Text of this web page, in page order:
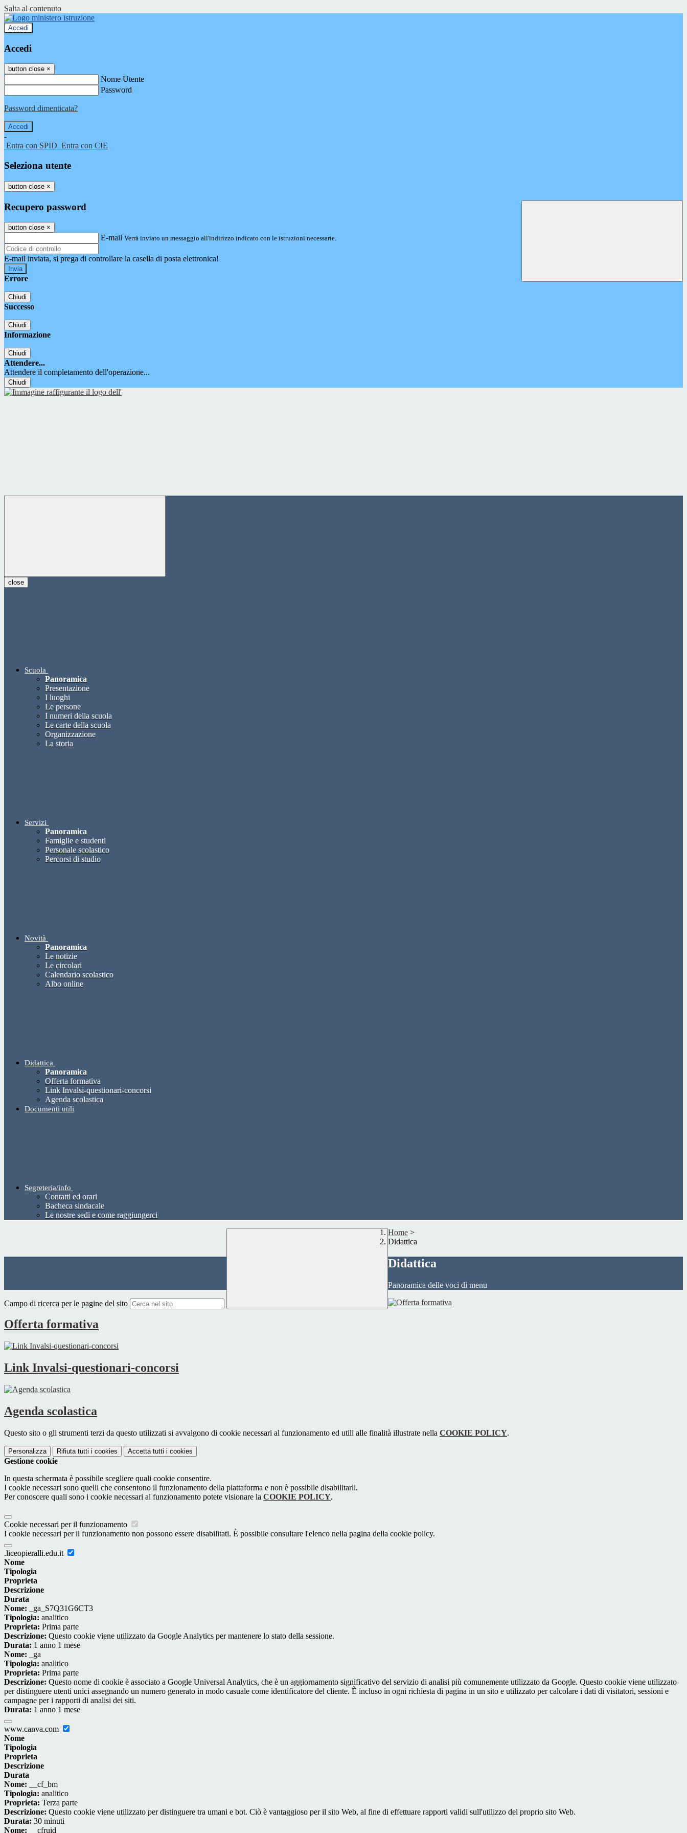
Salta al contenuto
Accedi
Accedi
button close ×
Nome Utente
Password
Password dimenticata?
-
Entra con SPID Entra con CIE
Seleziona utente
button close ×
Recupero password
button close ×
E-mail Verrà inviato un messaggio all'indirizzo indicato con le istruzioni necessarie.
E-mail inviata, si prega di controllare la casella di posta elettronica!
Errore
Chiudi
Successo
Chiudi
Informazione
Chiudi
Attendere...
Attendere il completamento dell'operazione...
Chiudi
close
Scuola
Panoramica
Presentazione
I luoghi
Le persone
I numeri della scuola
Le carte della scuola
Organizzazione
La storia
Servizi
Panoramica
Famiglie e studenti
Personale scolastico
Percorsi di studio
Novità
Panoramica
Le notizie
Le circolari
Calendario scolastico
Albo online
Didattica
Panoramica
Offerta formativa
Link Invalsi-questionari-concorsi
Agenda scolastica
Documenti utili
Segreteria/info
Contatti ed orari
Bacheca sindacale
Le nostre sedi e come raggiungerci
Campo di ricerca per le pagine del sito
Home >
Didattica
Didattica
Panoramica delle voci di menu
Offerta formativa
Link Invalsi-questionari-concorsi
Agenda scolastica
Questo sito o gli strumenti terzi da questo utilizzati si avvalgono di cookie necessari al funzionamento ed utili alle finalità illustrate nella COOKIE POLICY.
Personalizza Rifiuta tutti i cookies Accetta tutti i cookies
Gestione cookie
In questa schermata è possibile scegliere quali cookie consentire.
I cookie necessari sono quelli che consentono il funzionamento della piattaforma e non è possibile disabilitarli.
Per conoscere quali sono i cookie necessari al funzionamento potete visionare la COOKIE POLICY.
Cookie necessari per il funzionamento
I cookie necessari per il funzionamento non possono essere disabilitati. È possibile consultare l'elenco nella pagina della cookie policy.
.liceopieralli.edu.it
Nome
Tipologia
Proprieta
Descrizione
Durata
Nome: _ga_S7Q31G6CT3
Tipologia: analitico
Proprieta: Prima parte
Descrizione: Questo cookie viene utilizzato da Google Analytics per mantenere lo stato della sessione.
Durata: 1 anno 1 mese
Nome: _ga
Tipologia: analitico
Proprieta: Prima parte
Descrizione: Questo nome di cookie è associato a Google Universal Analytics, che è un aggiornamento significativo del servizio di analisi più comunemente utilizzato da Google. Questo cookie viene utilizzato
per distinguere utenti unici assegnando un numero generato in modo casuale come identificatore del cliente. È incluso in ogni richiesta di pagina in un sito e utilizzato per calcolare i dati di visitatori, sessioni e
campagne per i rapporti di analisi dei siti.
Durata: 1 anno 1 mese
www.canva.com
Nome
Tipologia
Proprieta
Descrizione
Durata
Nome: __cf_bm
Tipologia: analitico
Proprieta: Terza parte
Descrizione: Questo cookie viene utilizzato per distinguere tra umani e bot. Ciò è vantaggioso per il sito Web, al fine di effettuare rapporti validi sull'utilizzo del proprio sito Web.
Durata: 30 minuti
Nome: __cfruid